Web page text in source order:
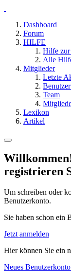
Dashboard
Forum
HILFE
Hilfe zur
Alle
Mitglieder
Letzte
Team
Lexikon
Artikel
registrieren
Um schreiben oder
Benutzerkonto.
Sie haben schon ein
Jetzt anmelden
Hier können Sie ein
Neues